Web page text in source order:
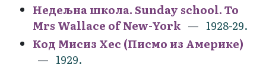
Недељна школа. Sunday school. To
Mrs Wallace of New-York
1928-29.
Код Мисиз Хес (Писмо из Америке)
1929.